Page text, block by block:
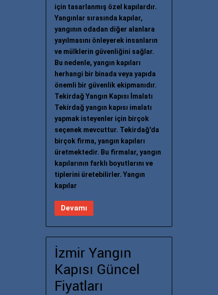
için tasarlanmış özel kapılardır.
Yangınlar sırasında kapılar,
yangının odadan diğer alanlara
yayılmasını önleyerek insanların
ve mülklerin güvenliğini sağlar.
Bu nedenle, yangın kapıları
herhangi bir binada veya yapıda
önemli bir güvenlik ekipmanıdır.
Tekirdağ Yangın Kapısı İmalatı
Tekirdağ yangın kapısı imalatı
yapmak isteyenler için birçok
seçenek mevcuttur. Tekirdağ'da
birçok firma, yangın kapıları
üretmektedir. Bu firmalar, yangın
kapılarının farklı boyutlarını ve
tiplerini üretebilirler. Yangın
kapılar
Devamı
İzmir Yangın
Kapısı Güncel
Fiyatları